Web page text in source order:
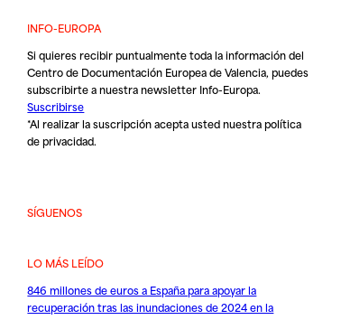
INFO-EUROPA
Si quieres recibir puntualmente toda la información del
Centro de Documentación Europea de Valencia, puedes
subscribirte a nuestra newsletter Info-Europa.
Suscribirse
*Al realizar la suscripción acepta usted nuestrapolítica
de privacidad.
SÍGUENOS
LO MÁS LEÍDO
846 millones de euros a España para apoyar la
recuperación tras las inundaciones de 2024 en la